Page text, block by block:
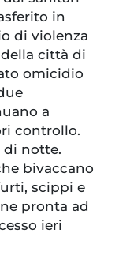
in
di violenza
città di
omicidio
a
controllo.
di notte.
bivaccano
scippi e
pronta ad
ieri